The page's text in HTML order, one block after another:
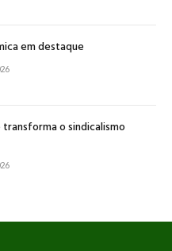
em destaque
o sindicalismo